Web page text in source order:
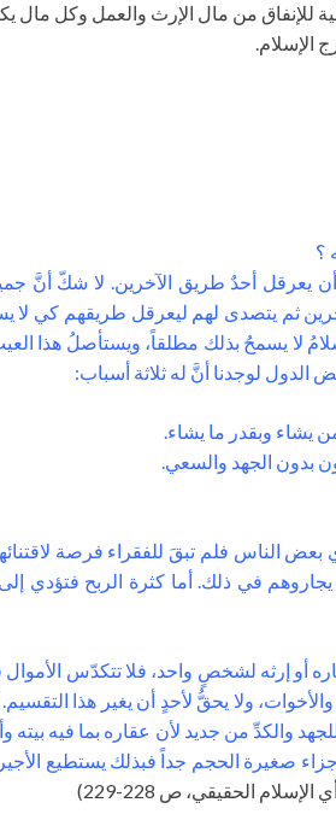
للإنفاق من مال الإرث والعمل وكل مال
الإسلام.
؟
يعرقل أحدٌ طريق الآخرين. لا شكّ أنَّ
ثم يتصدى لهم ليعرقل طريقهم كي لا
لا يسمحُ بذلك مطلقاً، ويستأصلُ هذا
الدول لوجدنا أنَّ له ثلاثة أسباب:
يشاء وبقدر ما يشاء.
بدون الجهد والسعي.
الناس فلم تبقَ للفقراء فرصة
في ذلك. أما كثرة الربح فتؤدي
أو إرثه لشخصٍ واحد، فلا تتكدّس الأموال
ولا يحقُّ لأحدٍ أن يغير هذا التقسيم.
والكدِّ من جديد لأن عقاره بما فيه
صغيرة الحجم جداً فبذلك يستطيع
الحقيقي، ص 228-229)